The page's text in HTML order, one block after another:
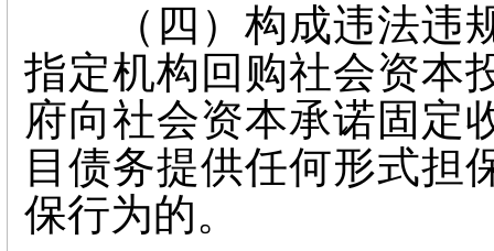
（四）构成违法违规
指定机构回购社会资本
府向社会资本承诺固定
目债务提供任何形式担
保行为的。